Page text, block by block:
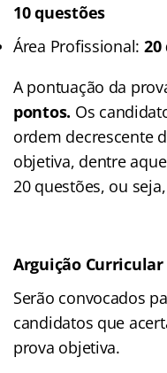
10 questões
Área Profissional: 20
A pontuação da
pontos. Os
ordem decrescente
objetiva, dentre
20 questões, ou
Arguição Curricular
Serão convocados
candidatos que
prova objetiva.